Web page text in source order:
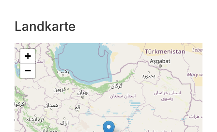
Landkarte
+
−